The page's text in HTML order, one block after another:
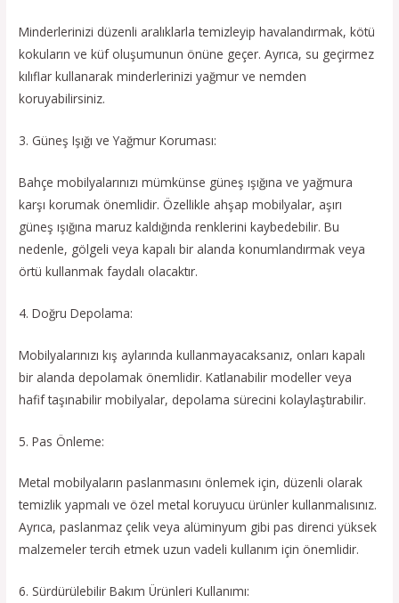
Minderlerinizi düzenli aralıklarla temizleyip havalandırmak, kötü
kokuların ve küf oluşumunun önüne geçer. Ayrıca, su geçirmez
kılıflar kullanarak minderlerinizi yağmur ve nemden
koruyabilirsiniz.
3. Güneş Işığı ve Yağmur Koruması:
Bahçe mobilyalarınızı mümkünse güneş ışığına ve yağmura
karşı korumak önemlidir. Özellikle ahşap mobilyalar, aşırı
güneş ışığına maruz kaldığında renklerini kaybedebilir. Bu
nedenle, gölgeli veya kapalı bir alanda konumlandırmak veya
örtü kullanmak faydalı olacaktır.
4. Doğru Depolama:
Mobilyalarınızı kış aylarında kullanmayacaksanız, onları kapalı
bir alanda depolamak önemlidir. Katlanabilir modeller veya
hafif taşınabilir mobilyalar, depolama sürecini kolaylaştırabilir.
5. Pas Önleme:
Metal mobilyaların paslanmasını önlemek için, düzenli olarak
temizlik yapmalı ve özel metal koruyucu ürünler kullanmalısınız.
Ayrıca, paslanmaz çelik veya alüminyum gibi pas direnci yüksek
malzemeler tercih etmek uzun vadeli kullanım için önemlidir.
6. Sürdürülebilir Bakım Ürünleri Kullanımı: